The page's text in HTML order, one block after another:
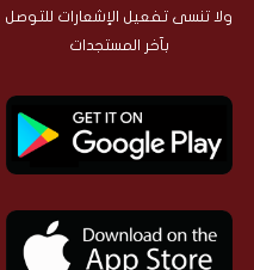
ولا تنسى تفعيل الإشعارات للتوصل
بآخر المستجدات